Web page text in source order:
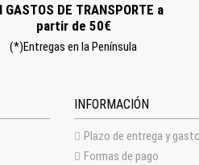
GASTOS DE TRANSPORTE a
partir de 50€
(*)Entregas en la Península
INFORMACIÓN
Plazo de entrega y
Formas de pago